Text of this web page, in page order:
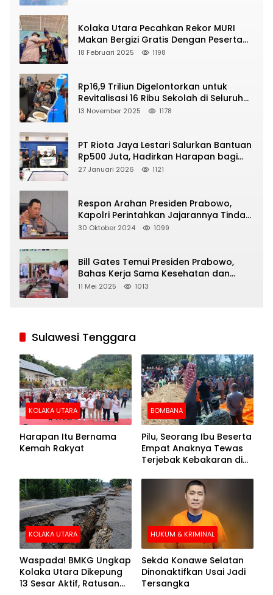
Kolaka Utara Pecahkan Rekor MURI
Makan Bergizi Gratis Dengan Peserta
Terbanyak
18 Februari 2025 1198
Rp16,9 Triliun Digelontorkan untuk
Revitalisasi 16 Ribu Sekolah di Seluruh
Indonesia
13 November 2025 1178
PT Riota Jaya Lestari Salurkan Bantuan
Rp500 Juta, Hadirkan Harapan bagi
Korban Bencana di Sumatera
27 Januari 2026 1121
Respon Arahan Presiden Prabowo,
Kapolri Perintahkan Jajarannya Tindak
Tegas Pelaku Judi Online
30 Oktober 2024 1099
Bill Gates Temui Presiden Prabowo,
Bahas Kerja Sama Kesehatan dan
Program Makan Bergizi Gratis
11 Mei 2025 1013
Sulawesi Tenggara
KOLAKA UTARA
Harapan Itu Bernama
Kemah Rakyat
BOMBANA
Pilu, Seorang Ibu Beserta
Empat Anaknya Tewas
Terjebak Kebakaran di
KOLAKA UTARA
Waspada! BMKG Ungkap
Kolaka Utara Dikepung
13 Sesar Aktif, Ratusan
HUKUM & KRIMINAL
Sekda Konawe Selatan
Dinonaktifkan Usai Jadi
Tersangka